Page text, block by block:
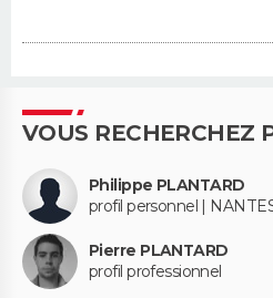
VOUS RECHERCHEZ
Philippe PLANTARD
profil personnel |
Pierre PLANTARD
profil professionnel